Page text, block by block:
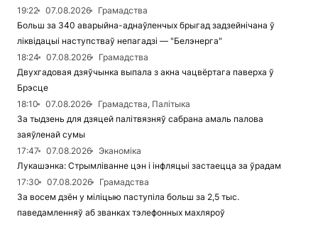
19:22
07.08.2026
Грамадства
Больш за 340 аварыйна-аднаўленчых брыгад задзейнічана ў
ліквідацыі наступстваў непагадзі — "Белэнерга"
18:24
07.08.2026
Грамадства
Двухгадовая дзяўчынка выпала з акна чацвёртага паверха ў
Брэсце
18:10
07.08.2026
Грамадства, Палітыка
За тыдзень для дзяцей палітвязняў сабрана амаль палова
заяўленай сумы
17:47
07.08.2026
Эканоміка
Лукашэнка: Стрымліванне цэн і інфляцыі застаецца за ўрадам
17:30
07.08.2026
Грамадства
За восем дзён у міліцыю паступіла больш за 2,5 тыс.
паведамленняў аб званках тэлефонных махляроў